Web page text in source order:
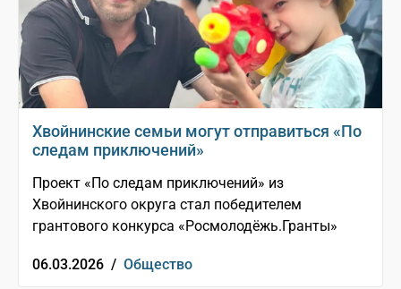
Хвойнинские семьи могут отправиться «По
следам приключений»
Проект «По следам приключений» из
Хвойнинского округа стал победителем
грантового конкурса «Росмолодёжь.Гранты»
06.03.2026 / Общество